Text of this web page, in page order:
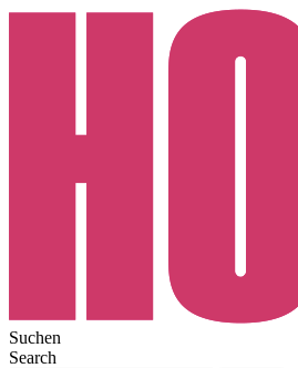
Suchen
Search